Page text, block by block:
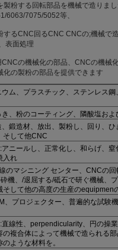
粉する回転部品を機械で造りまし
6063/7075/5052等、
するCNC回るCNC CNCの;機械で
表面処理
の機械化の部品、CNCの機械
化の製粉の部品を提供できます
ウム、プラスチック、ステンレス
き、粉のコーティング、隣酸塩およ
、鍛造材、放出、製粉し、回り、
そして他CNC
:アニールし、正常化し、和らげ、
入れ
のマシニング センター、CNCの
機、/退屈する/砥石で研ぐ機械、
して他の高度の生産のequipmen
、プロジェクター、普遍的な試験
:直線性、perpendicularity、円の操
の複合体によって機械で造られる
ような材料を。